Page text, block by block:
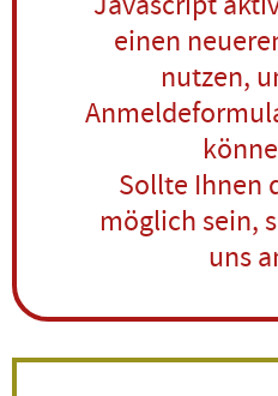
einen
nutzen,
Sollte Ihnen
möglich sein,
uns